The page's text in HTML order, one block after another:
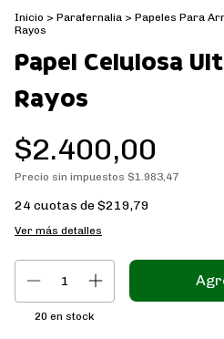
Inicio > Parafernalia > Papeles Para
Rayos
Papel Celulosa
Rayos
$2.400,00
Precio sin impuestos $1.983,47
24 cuotas de$219,79
Ver más detalles
20 en stock